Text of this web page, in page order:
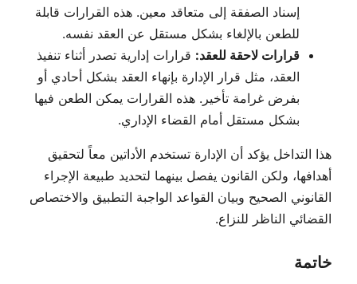
إسناد الصفقة إلى متعاقد معين. هذه القرارات قابلة
للطعن بالإلغاء بشكل مستقل عن العقد نفسه.
قرارات لاحقة للعقد: قرارات إدارية تصدر أثناء تنفيذ
العقد، مثل قرار الإدارة بإنهاء العقد بشكل أحادي أو
بفرض غرامة تأخير. هذه القرارات يمكن الطعن فيها
بشكل مستقل أمام القضاء الإداري.
هذا التداخل يؤكد أن الإدارة تستخدم الأداتين معاً لتحقيق
أهدافها، ولكن القانون يفصل بينهما لتحديد طبيعة الإجراء
القانوني الصحيح وبيان القواعد الواجبة التطبيق والاختصاص
القضائي الناظر للنزاع.
خاتمة